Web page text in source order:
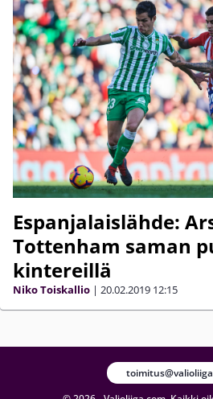
Espanjalaislähde:
Tottenham saman
kintereillä
Niko Toiskallio | 20.02.2019 12:15